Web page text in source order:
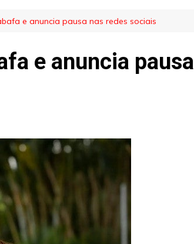
Automóveis
Cidades
Fama e TV
Justiça
Mundo
Política
Saúde
e anuncia pausa nas redes sociais
e anuncia pausa